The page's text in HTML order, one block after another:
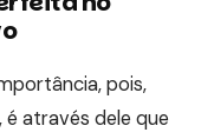
pois,
através dele que